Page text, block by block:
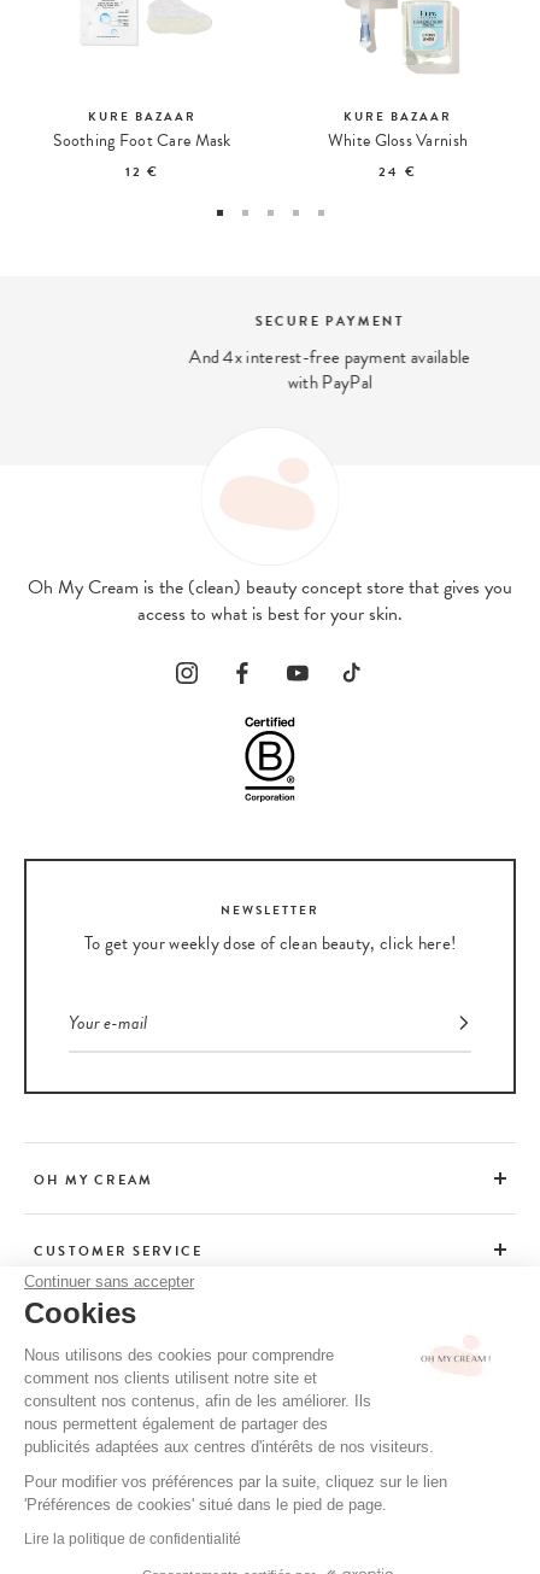
Continuer sans accepter
Cookies
Nous utilisons des cookies pour comprendre
comment nos clients utilisent notre site et
consultent nos contenus, afin de les améliorer. Ils
nous permettent également de partager des
publicités adaptées aux centres d'intérêts de nos visiteurs.
Pour modifier vos préférences par la suite, cliquez sur le lien
'Préférences de cookies' situé dans le pied de page.
Lire la politique de confidentialité
KURE BAZAAR
Soothing Foot Care Mask
12 €
KURE BAZAAR
White Gloss Varnish
24 €
SECURE PAYMENT
And 4x interest-free payment available
with PayPal
Oh My Cream is the (clean) beauty concept store that gives you
access to what is best for your skin.
NEWSLETTER
To get your weekly dose of clean beauty, click here!
OH MY CREAM
CUSTOMER SERVICE
ADVICE
CGV / CGU
TERMS OF USE
PRIVACY POLICY
CREDITS